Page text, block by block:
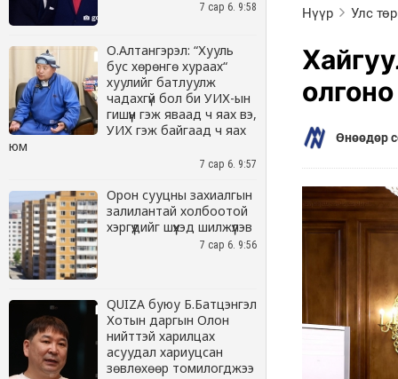
7 сар 6. 9:58
О.Алтангэрэл: “Хууль
бус хөрөнгө хураах“
хуулийг батлуулж
чадахгүй бол би УИХ-ын
гишүүн гэж яваад ч яах вэ,
УИХ гэж байгаад ч яах
юм
7 сар 6. 9:57
Орон сууцны захиалгын
залилантай холбоотой
хэргүүдийг шүүхэд шилжүүлэв
7 сар 6. 9:56
QUIZA буюу Б.Батцэнгэл
Хотын даргын Олон
нийттэй харилцах
асуудал хариуцсан
зөвлөхөөр томилогджээ